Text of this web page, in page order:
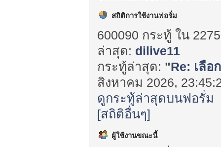
สถิติการใช้งานฟอรั่ม
600090 กระทู้ ใน
ล่าสุด: dilive11
กระทู้ล่าสุด: "Re: เลือ
สิงหาคม 2026,
ดูกระทู้ล่าสุดบนฟอรั่ม
[สถิติอื่นๆ]
ผู้ใช้งานขณะนี้